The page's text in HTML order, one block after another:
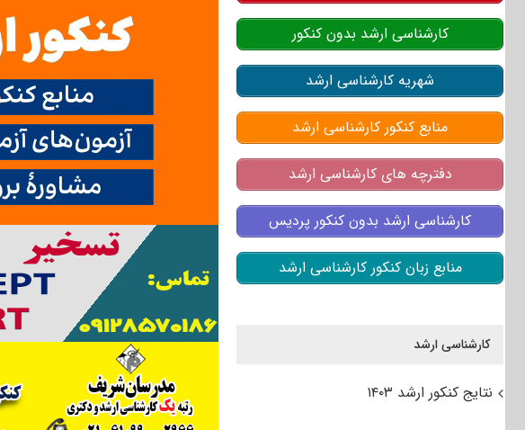
کارشناسی ارشد بدون کنکور
شهریه کارشناسی ارشد
منابع کنکور کارشناسی ارشد
دفترچه های کارشناسی ارشد
کارشناسی ارشد بدون کنکور پردیس
منابع زبان کنکور کارشناسی ارشد
کارشناسی ارشد
نتایج کنکور ارشد ۱۴۰۳